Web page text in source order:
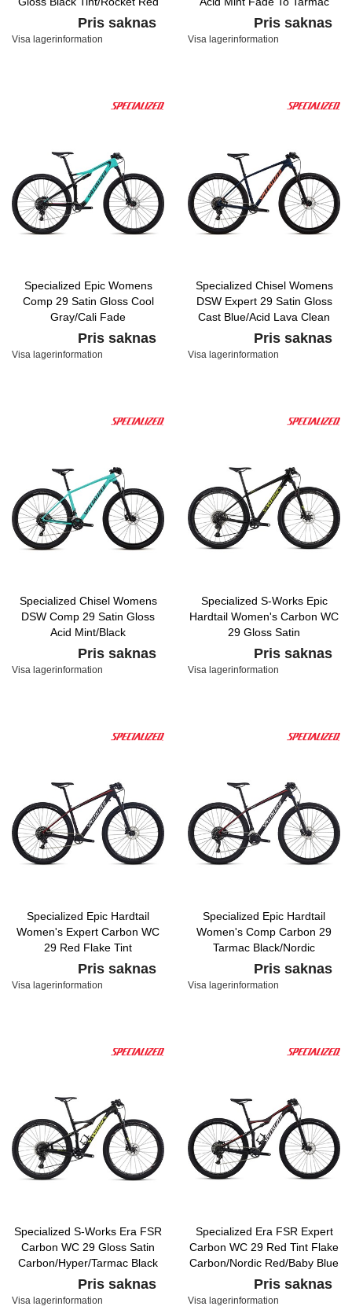
Acid Purple Fade
Pris saknas
Visa lagerinformation
Black/Acid Pink
Pris saknas
Visa lagerinformation
Specialized Epic Womens
Comp 29 Satin Gloss Cool
Gray/Cali Fade
Pris saknas
Visa lagerinformation
Specialized Chisel Womens
DSW Expert 29 Satin Gloss
Cast Blue/Acid Lava Clean
Pris saknas
Visa lagerinformation
Specialized Chisel Womens
DSW Comp 29 Satin Gloss
Acid Mint/Black
Pris saknas
Visa lagerinformation
Specialized S-Works Epic
Hardtail Women's Carbon WC
29 Gloss Satin
Carbon/Hyper/Tarmac Black
Pris saknas
Visa lagerinformation
Specialized Epic Hardtail
Women's Expert Carbon WC
29 Red Flake Tint
Carbon/Nordic Red/Baby Blue
Pris saknas
Visa lagerinformation
Specialized Epic Hardtail
Women's Comp Carbon 29
Tarmac Black/Nordic
Red/White Metallic Silver
Pris saknas
Visa lagerinformation
Specialized S-Works Era FSR
Carbon WC 29 Gloss Satin
Carbon/Hyper/Tarmac Black
Pris saknas
Visa lagerinformation
Specialized Era FSR Expert
Carbon WC 29 Red Tint Flake
Carbon/Nordic Red/Baby Blue
Pris saknas
Visa lagerinformation